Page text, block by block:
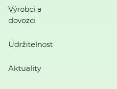
Výrobci a
dovozci
Udržitelnost
Aktuality